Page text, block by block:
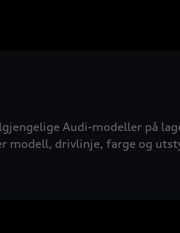
Audi-modeller på
drivlinje, farge og